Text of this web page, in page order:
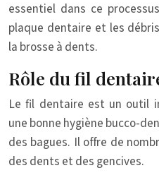
essentiel dans ce
plaque dentaire et les
la brosse à dents.
Rôle du fil
Le fil dentaire est un outil
une bonne hygiène bucco-
des bagues. Il offre de
des dents et des gencives.